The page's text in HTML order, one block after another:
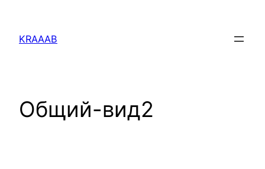
содержимому
KRAAAB
Общий-вид2